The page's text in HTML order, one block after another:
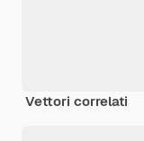
Vettori correlati